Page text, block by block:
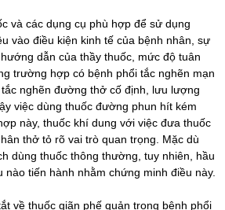
và các dụng cụ phù hợp để sử dụng
vào điều kiện kinh tế của bệnh nhân, sự
dẫn của thầy thuốc, mức độ tuân
trường hợp có bệnh phổi tắc nghẽn mạn
nghẽn đường thở cố định, lưu lượng
việc dùng thuốc đường phun hít kém
này, thuốc khí dung với việc đưa thuốc
thở tỏ rõ vai trò quan trọng. Mặc dù
dùng thuốc thông thường, tuy nhiên, hầu
tiến hành nhằm chứng minh điều này.
về thuốc giãn phế quản trong bệnh phổi